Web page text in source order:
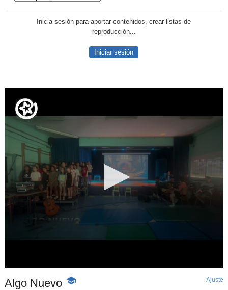
Inicia sesión para aportar contenidos, crear listas de
reproducción...
Iniciar sesión
Algo Nuevo -
Ajuste